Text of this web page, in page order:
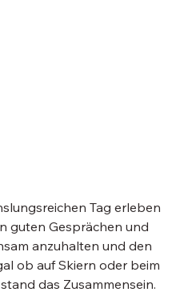
Tag erleben
guten Gesprächen und
anzuhalten und den
ob auf Skiern oder beim
das Zusammensein.